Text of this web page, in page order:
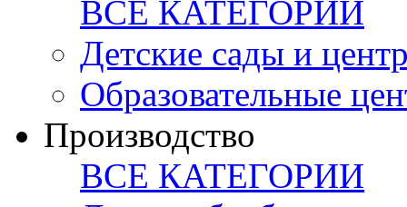
ВСЕ КАТЕГОРИИ
Детские сады и
Образовательные
Производство
ВСЕ КАТЕГОРИИ